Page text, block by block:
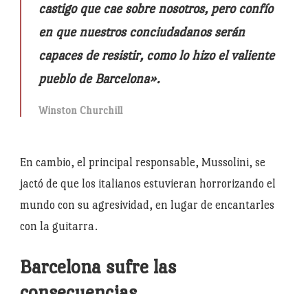
castigo que cae sobre nosotros, pero confío
en que nuestros conciudadanos serán
capaces de resistir, como lo hizo el valiente
pueblo de Barcelona».
Winston Churchill
En cambio, el principal responsable, Mussolini, se
jactó de que los italianos estuvieran horrorizando el
mundo con su agresividad, en lugar de encantarles
con la guitarra.
Barcelona sufre las